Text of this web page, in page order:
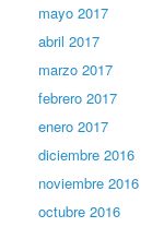
mayo 2017
abril 2017
marzo 2017
febrero 2017
enero 2017
diciembre 2016
noviembre 2016
octubre 2016